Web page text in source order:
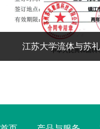
江苏大学流体与苏